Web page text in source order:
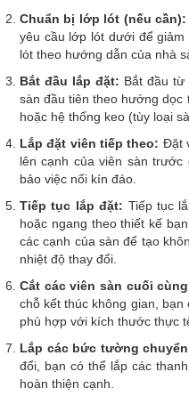
Chuẩn bị lớp lót (nếu cần):
yêu cầu lớp lót dưới để
lót theo hướng dẫn của nhà
Bắt đầu lắp đặt: Bắt đầu từ
sàn đầu tiên theo hướng
hoặc hệ thống keo (tùy loại
Lắp đặt viên tiếp theo: Đặt
lên cạnh của viên sàn
bảo việc nối kín đáo.
Tiếp tục lắp đặt: Tiếp tục
hoặc ngang theo thiết kế
các cạnh của sàn để tạo
nhiệt độ thay đổi.
Cắt các viên sàn cuối
chỗ kết thúc không gian,
phù hợp với kích thước thực
Lắp các bức tường
đổi, bạn có thể lắp các
hoàn thiện cạnh.